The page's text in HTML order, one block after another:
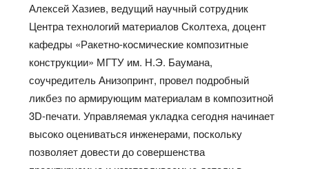
Алексей Хазиев, ведущий научный сотрудник
Центра технологий материалов Сколтеха, доцент
кафедры «Ракетно-космические композитные
конструкции» МГТУ им. Н.Э. Баумана,
соучредитель Анизопринт, провел подробный
ликбез по армирующим материалам в композитной
3D-печати. Управляемая укладка сегодня начинает
высоко оцениваться инженерами, поскольку
позволяет довести до совершенства